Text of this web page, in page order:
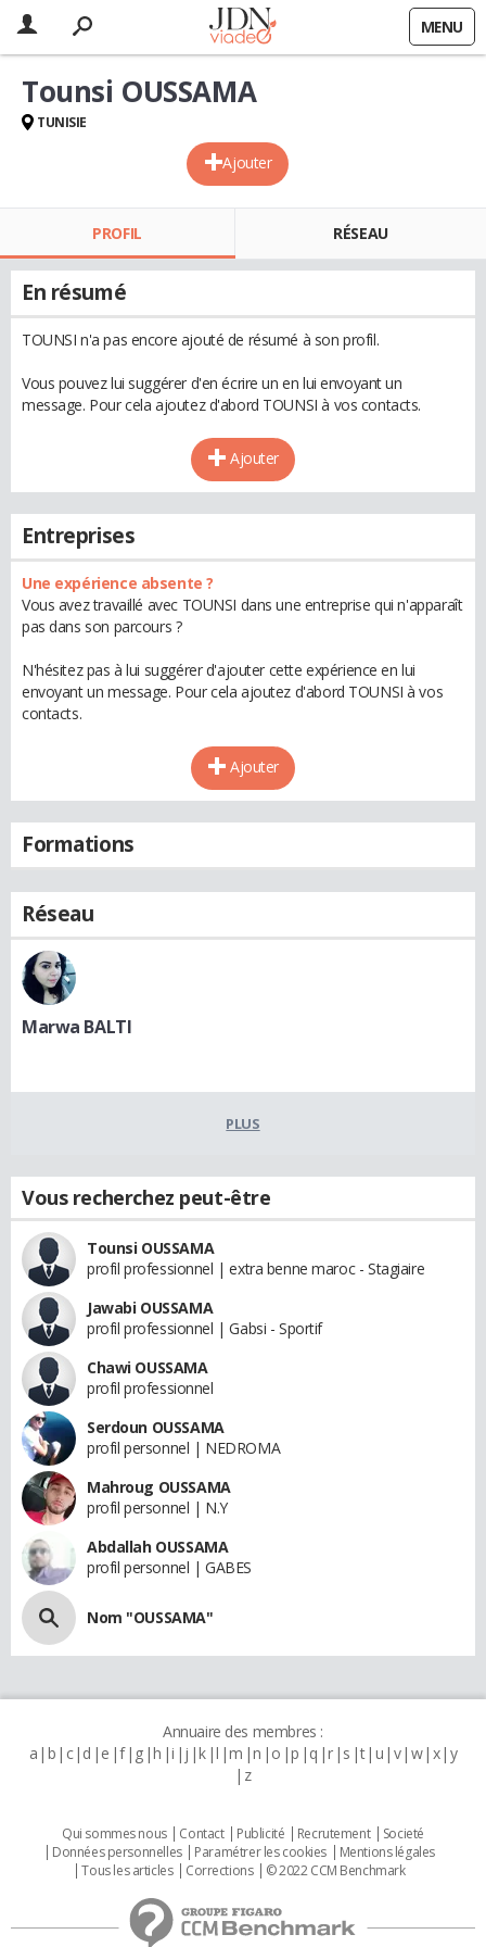
MENU
Ajouter
Tounsi OUSSAMA
TUNISIE
PROFIL RÉSEAU
En résumé
TOUNSI n'a pas encore ajouté de résumé à son profil.
Vous pouvez lui suggérer d'en écrire un en lui envoyant un
message. Pour cela ajoutez d'abord TOUNSI à vos contacts.
Ajouter
Entreprises
Une expérience absente ?
Vous avez travaillé avec TOUNSI dans une entreprise qui n'apparaît
pas dans son parcours ?
N'hésitez pas à lui suggérer d'ajouter cette expérience en lui
envoyant un message. Pour cela ajoutez d'abord TOUNSI à vos
contacts.
Ajouter
Formations
Réseau
Marwa BALTI
PLUS
Vous recherchez peut-être
Tounsi OUSSAMA
profil professionnel | extra benne maroc - Stagiaire
Jawabi OUSSAMA
profil professionnel | Gabsi - Sportif
Chawi OUSSAMA
profil professionnel
Serdoun OUSSAMA
profil personnel | NEDROMA
Mahroug OUSSAMA
profil personnel | N.Y
Abdallah OUSSAMA
profil personnel | GABES
Nom "OUSSAMA"
Annuaire des membres :
a b c d e f g h i j k l m n o p q r s t u v w x y
z
Qui sommes nous Contact Publicité Recrutement
Societé
Données personnelles
Paramétrer les cookies
Mentions légales
Tous les articles
Corrections © 2022 CCM Benchmark